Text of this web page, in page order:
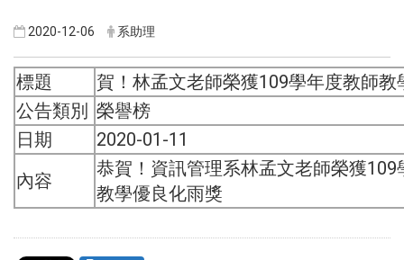
2020-12-06 系助理
標題
賀！林孟文老師榮獲109學年度教師教
公告類別 榮譽榜
日期
2020-01-11
內容
恭賀！資訊管理系林孟文老師榮獲
教學優良化雨獎